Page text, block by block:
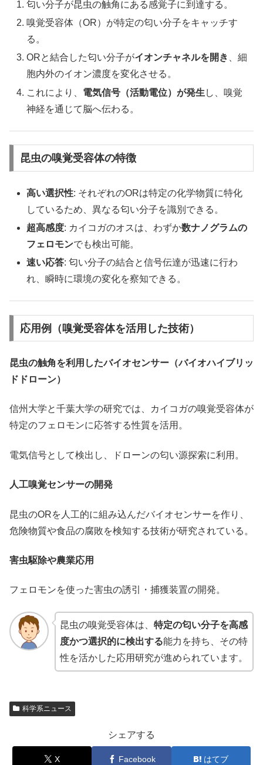
匂い分子が昆虫の触角にある感覚子に到達する。
嗅覚受容体（OR）が特定の匂い分子をキャッチす
る。
ORと結合した匂い分子がイオンチャネルを開き 、細
胞内外のイオン濃度を変化させる。
これにより、 電気信号（活動電位）が発生 し、嗅覚
神経を通じて脳へ伝わる。
昆虫の嗅覚受容体の特徴
高い選択性: それぞれのORは特定の化学物質に特化
しているため、異なる匂い分子を識別できる。
超高感度: カイコガのオスは、わずか数ナノグラムの
フェロモンでも検出可能。
速い応答: 匂い分子の結合と信号伝達が迅速に行わ
れ、瞬時に環境の変化を察知できる。
応用例（嗅覚受容体を活用した技術）
昆虫の触角を利用したバイオセンサー（バイオハイブリッ
ドドローン）
信州大学と千葉大学の研究では、カイコガの嗅覚受容体が
特定のフェロモンに応答する性質を活用。
電気信号として検出し、ドローンの匂い源探索に利用。
人工嗅覚センサーの開発
昆虫のORを人工的に組み込んだバイオセンサーを作り、
危険物質や食品の腐敗を検知する技術が研究されている。
害虫駆除や農業応用
フェロモンを使った害虫の誘引・捕獲装置の開発。
昆虫の嗅覚受容体は、 特定の匂い分子を高感
度かつ選択的に検出する能力を持ち、その特
性を活かした応用研究が進められています。
科学系ニュース
シェアする
X Facebook はてブ